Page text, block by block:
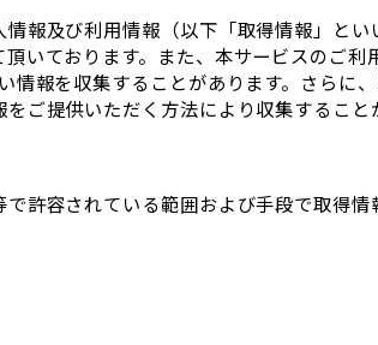
報及び利用情報（以下「取得情報」と
いております。また、本サービスのご
情報を収集することがあります。さらに
ご提供いただく方法により収集すること
許容されている範囲および手段で取得情